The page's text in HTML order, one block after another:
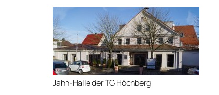
Jahn-Halle der TG Höchberg